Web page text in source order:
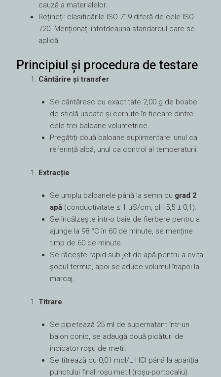
cauză a materialelor.
Rețineți: clasificările ISO 719 diferă de cele ISO
720. Menționați întotdeauna standardul care se
aplică.
Principiul și procedura de testare
Cântărire și transfer
Se cântăresc cu exactitate 2,00 g de boabe
de sticlă uscate și cernute în fiecare dintre
cele trei baloane volumetrice.
Pregătiți două baloane suplimentare: unul ca
referință albă, unul ca control al temperaturii.
Extracție
Se umplu baloanele până la semn cu grad 2
apă(conductivitate ≤ 1 µS/cm, pH 5,5 ± 0,1).
Se încălzește într-o baie de fierbere pentru a
ajunge la 98 °C în 60 de minute, se menține
timp de 60 de minute.
Se răcește rapid sub jet de apă pentru a evita
șocul termic, apoi se aduce volumul înapoi la
marcaj.
Titrare
Se pipetează 25 ml de supernatant într-un
balon conic, se adaugă două picături de
indicator roșu de metil.
Se titrează cu 0,01 mol/L HCl până la apariția
punctului final roșu metil (roșu-portocaliu).